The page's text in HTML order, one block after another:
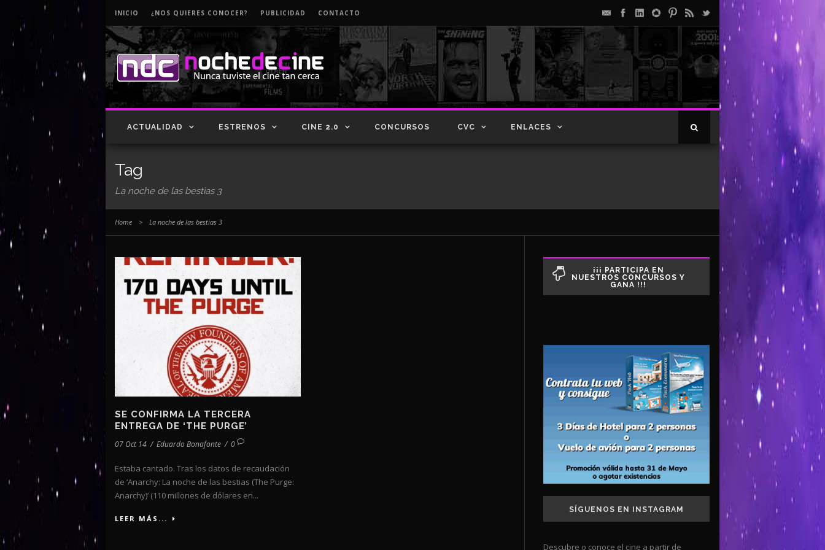
INICIO ¿NOS QUIERES CONOCER? PUBLICIDAD CONTACTO
ACTUALIDAD ESTRENOS CINE 2.0 CONCURSOS CVC ENLACES
Tag
La noche de las bestias 3
Home > La noche de las bestias 3
SE CONFIRMA LA TERCERA
ENTREGA DE ‘THE PURGE’
07 Oct 14 / Eduardo Bonafonte / 0
Estaba cantado. Tras los datos de recaudación
de ‘Anarchy: La noche de las bestias (The Purge:
Anarchy)’ (110 millones de dólares en...
LEER MÁS...
¡¡¡ PARTICIPA EN
NUESTROS CONCURSOS Y
GANA !!!
SÍGUENOS EN INSTAGRAM
Descubre o conoce el cine a partir de